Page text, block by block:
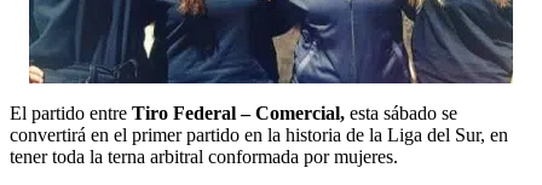
El partido entre Tiro Federal – Comercial, esta sábado se
convertirá en el primer partido en la historia de la Liga del Sur, en
tener toda la terna arbitral conformada por mujeres.